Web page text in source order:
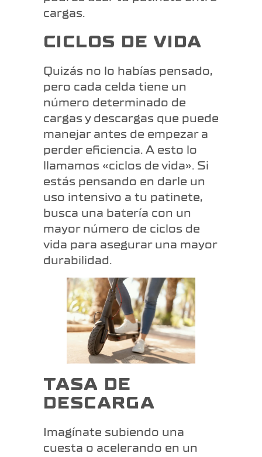
cargas.
CICLOS DE VIDA
Quizás no lo habías pensado,
pero cada celda tiene un
número determinado de
cargas y descargas que puede
manejar antes de empezar a
perder eficiencia. A esto lo
llamamos «ciclos de vida». Si
estás pensando en darle un
uso intensivo a tu patinete,
busca una batería con un
mayor número de ciclos de
vida para asegurar una mayor
durabilidad.
TASA DE
DESCARGA
Imagínate subiendo una
cuesta o acelerando en un